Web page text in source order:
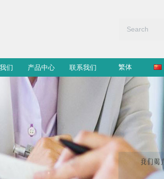
们 产品中心 联系我们 繁体